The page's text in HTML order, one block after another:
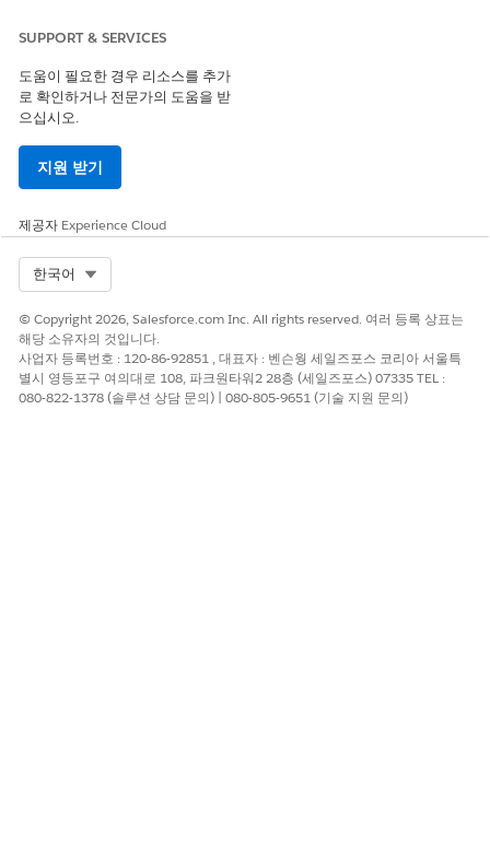
SUPPORT & SERVICES
도움이 필요한 경우 리소스를 추가
로 확인하거나 전문가의 도움을 받
으십시오.
지원 받기
제공자 Experience Cloud
한국어
© Copyright 2026, Salesforce.com Inc. All rights reserved. 여러 등록 상표는
해당 소유자의 것입니다.
사업자 등록번호 : 120-86-92851 , 대표자 : 벤슨웡 세일즈포스 코리아 서울특
별시 영등포구 여의대로 108, 파크원타워2 28층 (세일즈포스) 07335 TEL :
080-822-1378 (솔루션 상담 문의) | 080-805-9651 (기술 지원 문의)